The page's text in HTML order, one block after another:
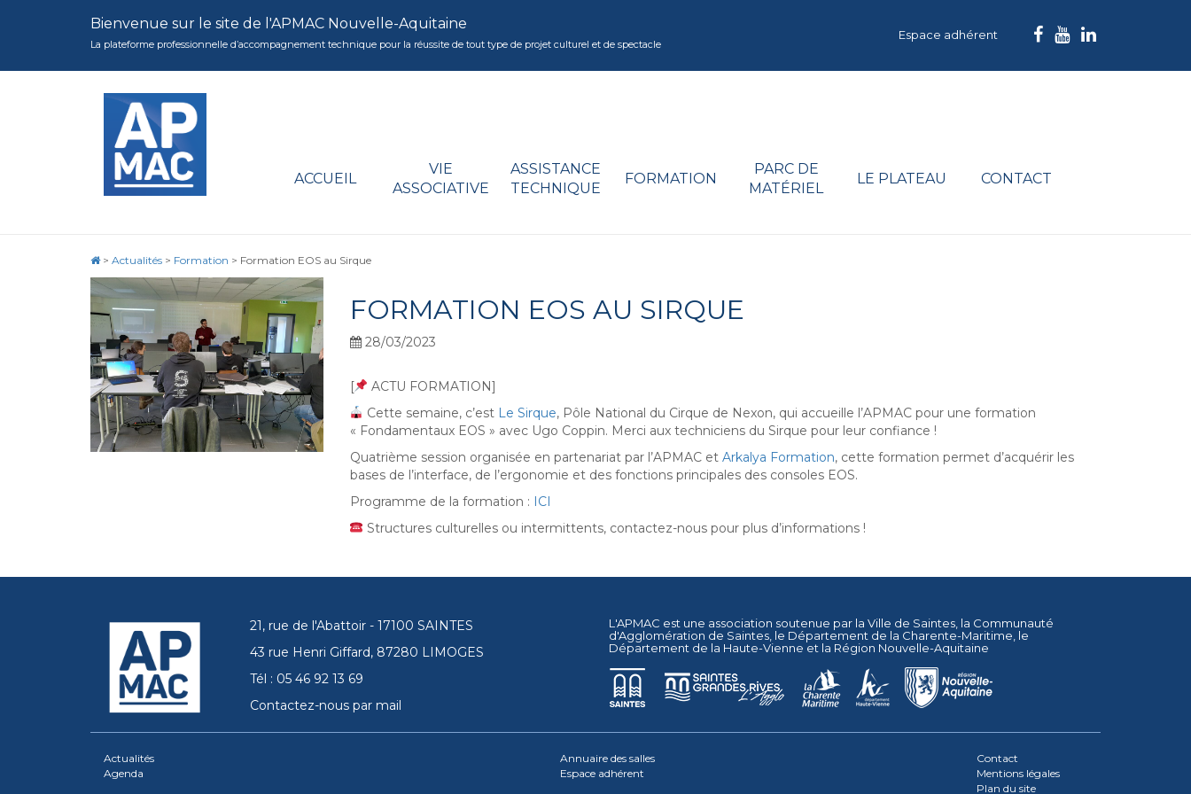
Bienvenue sur le site de l'APMAC Nouvelle-Aquitaine
La plateforme professionnelle d’accompagnement technique pour la réussite de tout type de projet culturel et de spectacle
Espace adhérent
ACCUEIL
VIE
ASSOCIATIVE
ASSISTANCE
TECHNIQUE
FORMATION
PARC DE
MATÉRIEL
LE PLATEAU CONTACT
> Actualités > Formation > Formation EOS au Sirque
FORMATION EOS AU SIRQUE
28/03/2023
[
ACTU FORMATION]
Cette semaine, c’est Le Sirque, Pôle National du Cirque de Nexon, qui accueille l’APMAC pour une formation
« Fondamentaux EOS » avec Ugo Coppin. Merci aux techniciens du Sirque pour leur confiance !
Quatrième session organisée en partenariat par l’APMAC et Arkalya Formation, cette formation permet d’acquérir les
bases de l’interface, de l’ergonomie et des fonctions principales des consoles EOS.
Programme de la formation : ICI
Structures culturelles ou intermittents, contactez-nous pour plus d’informations !
21, rue de l'Abattoir - 17100 SAINTES
43 rue Henri Giffard, 87280 LIMOGES
Tél : 05 46 92 13 69
Contactez-nous par mail
L'APMAC est une association soutenue par la Ville de Saintes , la Communauté
d'Agglomération de Saintes , le Département de la Charente-Maritime , le
Département de la Haute-Vienne et la Région Nouvelle-Aquitaine
Actualités
Agenda
Annuaire des salles
Espace adhérent
Contact
Mentions légales
Plan du site